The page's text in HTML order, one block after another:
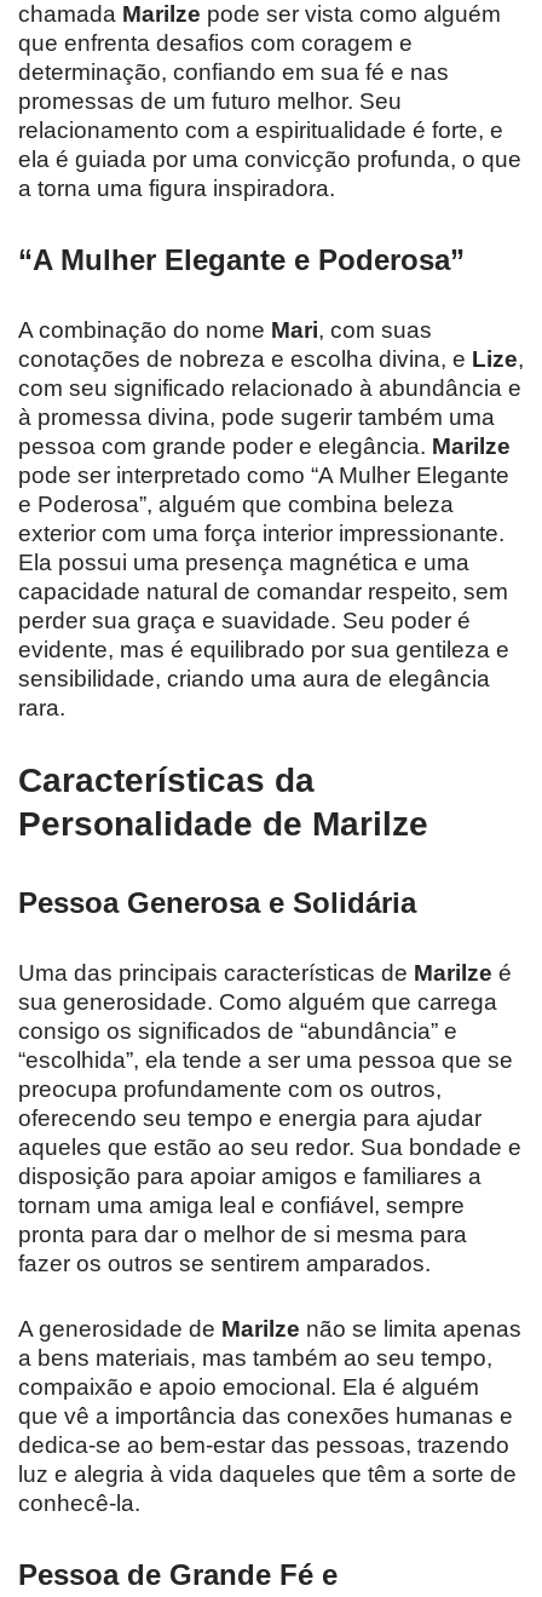
chamada Marilze pode ser vista como alguém
que enfrenta desafios com coragem e
determinação, confiando em sua fé e nas
promessas de um futuro melhor. Seu
relacionamento com a espiritualidade é forte, e
ela é guiada por uma convicção profunda, o que
a torna uma figura inspiradora.
“A Mulher Elegante e Poderosa”
A combinação do nome Mari, com suas
conotações de nobreza e escolha divina, e Lize,
com seu significado relacionado à abundância e
à promessa divina, pode sugerir também uma
pessoa com grande poder e elegância. Marilze
pode ser interpretado como “A Mulher Elegante
e Poderosa”, alguém que combina beleza
exterior com uma força interior impressionante.
Ela possui uma presença magnética e uma
capacidade natural de comandar respeito, sem
perder sua graça e suavidade. Seu poder é
evidente, mas é equilibrado por sua gentileza e
sensibilidade, criando uma aura de elegância
rara.
Características da
Personalidade de Marilze
Pessoa Generosa e Solidária
Uma das principais características de Marilze é
sua generosidade. Como alguém que carrega
consigo os significados de “abundância” e
“escolhida”, ela tende a ser uma pessoa que se
preocupa profundamente com os outros,
oferecendo seu tempo e energia para ajudar
aqueles que estão ao seu redor. Sua bondade e
disposição para apoiar amigos e familiares a
tornam uma amiga leal e confiável, sempre
pronta para dar o melhor de si mesma para
fazer os outros se sentirem amparados.
A generosidade de Marilze não se limita apenas
a bens materiais, mas também ao seu tempo,
compaixão e apoio emocional. Ela é alguém
que vê a importância das conexões humanas e
dedica-se ao bem-estar das pessoas, trazendo
luz e alegria à vida daqueles que têm a sorte de
conhecê-la.
Pessoa de Grande Fé e